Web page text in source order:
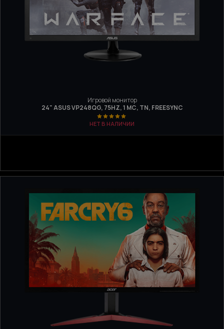
Игровой монитор
24" ASUS VP248QG, 75HZ, 1 МС, TN, FREESYNC
НЕТ В НАЛИЧИИ